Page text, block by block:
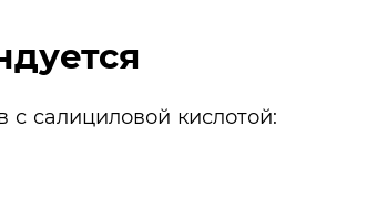
салициловой кислотой: